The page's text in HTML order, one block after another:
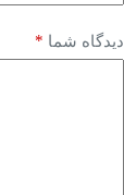
دیدگاه شما *